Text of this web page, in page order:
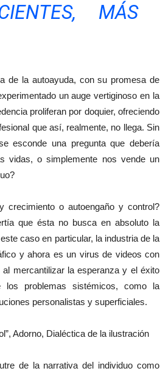
MÁS
de la autoayuda, con su promesa de
un auge vertiginoso en la
proliferan por doquier, ofreciendo
que así, realmente, no llega. Sin
esconde una pregunta que debería
vidas, o simplemente nos vende un
crecimiento o autoengaño y control?
que ésta no busca en absoluto la
caso en particular, la industria de la
y ahora es un virus de videos con
mercantilizar la esperanza y el éxito
los problemas sistémicos, como la
personalistas y superficiales.
Adorno, Dialéctica de la ilustración
de la narrativa del individuo como